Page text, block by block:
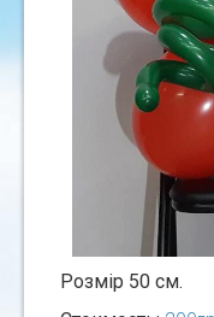
Розмiр 50 см.